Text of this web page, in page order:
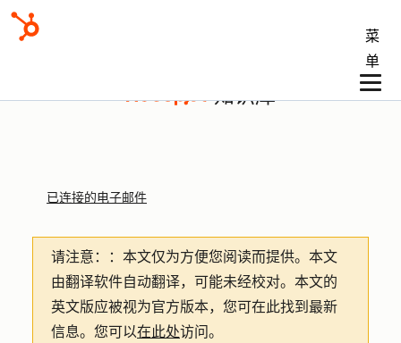
菜
单
知识库
已连接的电子邮件
请注意： ：本文仅为方便您阅读而提供。 本文
由翻译软件自动翻译，可能未经校对。本文的
英文版应被视为官方版本，您可在此找到最新
信息。您可以在此处访问。